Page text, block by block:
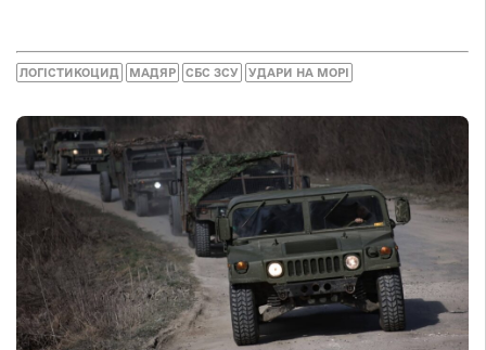
ЛОГІСТИКОЦИД МАДЯР СБС ЗСУ УДАРИ НА МОРІ